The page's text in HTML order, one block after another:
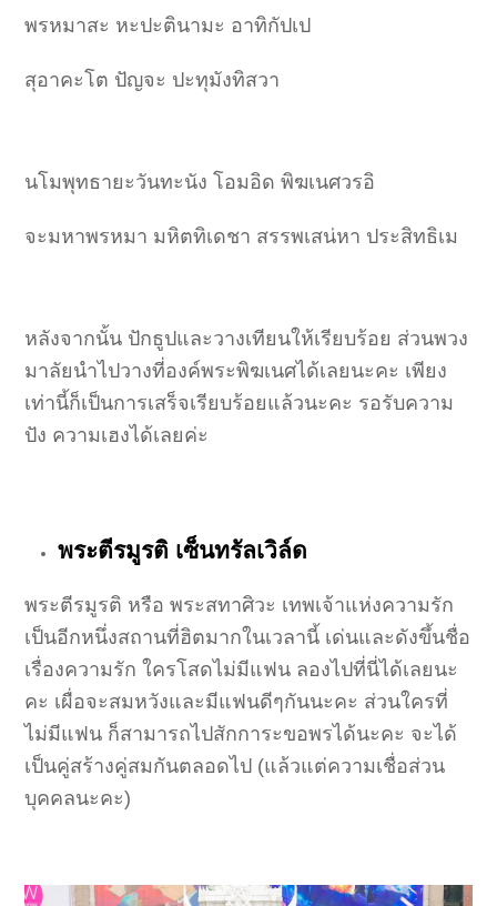
พรหมาสะ หะปะตินามะ อาทิกัปเป
สุอาคะโต ปัญจะ ปะทุมังทิสวา
นโมพุทธายะวันทะนัง โอมอิด พิฆเนศวรอิ
จะมหาพรหมา มหิตทิเดชา สรรพเสน่หา ประสิทธิเม
หลังจากนั้น ปักธูปและวางเทียนให้เรียบร้อย ส่วนพวง
มาลัยนำไปวางที่องค์พระพิฆเนศได้เลยนะคะ เพียง
เท่านี้ก็เป็นการเสร็จเรียบร้อยแล้วนะคะ รอรับความ
ปัง ความเฮงได้เลยค่ะ
พระตีรมูรติ เซ็นทรัลเวิล์ด
พระตีรมูรติ หรือ พระสทาศิวะ เทพเจ้าแห่งความรัก
เป็นอีกหนึ่งสถานที่ฮิตมากในเวลานี้ เด่นและดังขึ้นชื่อ
เรื่องความรัก ใครโสดไม่มีแฟน ลองไปที่นี่ได้เลยนะ
คะ เผื่อจะสมหวังและมีแฟนดีๆกันนะคะ ส่วนใครที่
ไม่มีแฟน ก็สามารถไปสักการะขอพรได้นะคะ จะได้
เป็นคู่สร้างคู่สมกันตลอดไป (แล้วแต่ความเชื่อส่วน
บุคคลนะคะ)